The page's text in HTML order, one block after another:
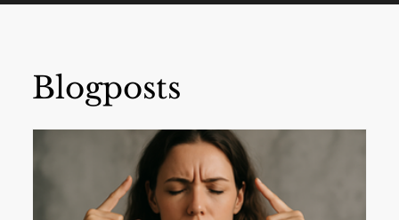
Blogposts